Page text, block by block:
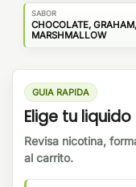
SABOR
CHOCOLATE, GRAHAM,
MARSHMALLOW
GUIA RAPIDA
Elige tu
Revisa nicotina,
al carrito.